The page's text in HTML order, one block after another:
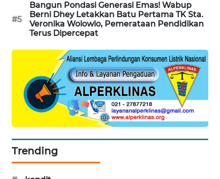
#5
Bangun Pondasi Generasi Emas! Wabup
Berni Dhey Letakkan Batu Pertama TK Sta.
Veronika Wolowio, Pemerataan Pendidikan
Terus Dipercepat
Trending
FISUELRI
ID
CILEUNGSI
NEWS
BERKAT
NEWS
BERAMPU
NEWS